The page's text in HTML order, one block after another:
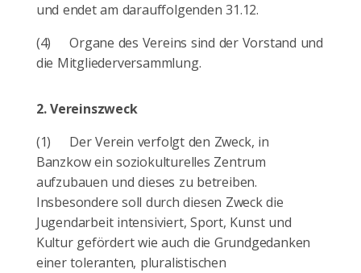
und endet am darauffolgenden 31.12.
(4)Organe des Vereins sind der Vorstand und
die Mitgliederversammlung.
2.Vereinszweck
(1) Der Verein verfolgt den Zweck, in
Banzkow ein soziokulturelles Zentrum
aufzubauen und dieses zu betreiben.
Insbesondere soll durch diesen Zweck die
Jugendarbeit intensiviert, Sport, Kunst und
Kultur gefördert wie auch die Grundgedanken
einer toleranten, pluralistischen